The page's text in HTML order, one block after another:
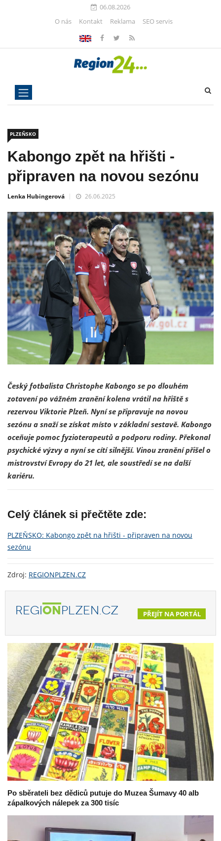
06.08.2026
O nás
Kontakt Reklama SEO servis
PLZEŇSKO
Kabongo zpět na hřišti -
připraven na novou sezónu
Lenka Hubingerová 26.06.2025
Český fotbalista Christophe Kabongo se po dlouhém
zotavení po vážném zranění kolena vrátil na hřiště s
rezervou Viktorie Plzeň. Nyní se připravuje na novou
sezónu a snaží se získat místo v základní sestavě. Kabongo
oceňuje pomoc fyzioterapeutů a podporu rodiny. Překonal
psychické výzvy a nyní se cítí silnější. Vinou zranění přišel o
mistrovství Evropy do 21 let, ale soustředí se na další
kariéru.
Celý článek si přečtěte zde:
PLZEŇSKO: Kabongo zpět na hřišti - připraven na novou
sezónu
Zdroj: REGIONPLZEN.CZ
REGIONPLZEN.CZ PŘEJÍT NA PORTÁL
Po sběrateli bez dědiců putuje do Muzea Šumavy 40 alb
zápalkových nálepek za 300 tisíc